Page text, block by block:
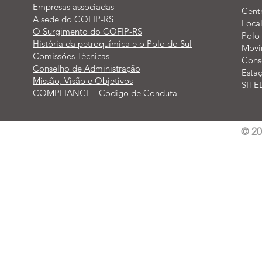
Empresas associadas
A sede do COFIP-RS
O Surgimento do COFIP-RS
História da petroquímica e o Polo do Sul
Comissões Técnicas
Conselho de Administração
Missão, Visão e Objetivos
COMPLIANCE - Código de Conduta
Polo
©